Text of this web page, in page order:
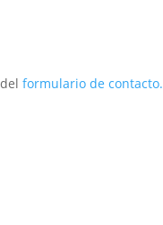
delformulario de contacto.